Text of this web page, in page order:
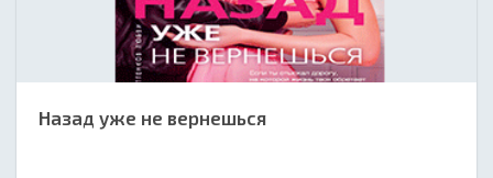
Назад уже не вернешься